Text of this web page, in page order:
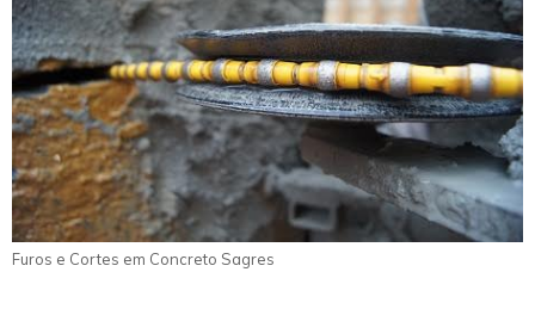
Furos e Cortes em Concreto Sagres